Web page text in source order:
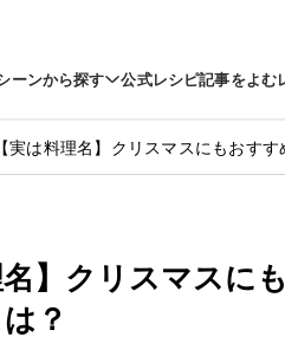
ーンから探す 公式レシピ記事をよむ
【実は料理名】クリスマスにもおす
名】クリスマスに
？